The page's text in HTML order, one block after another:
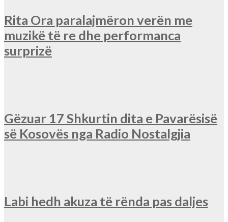
Rita Ora paralajmëron verën me
muzikë të re dhe performanca
surprizë
Gëzuar 17 Shkurtin dita e Pavarësisë
së Kosovës nga Radio Nostalgjia
Labi hedh akuza të rënda pas daljes